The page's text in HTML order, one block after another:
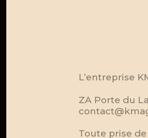
L’entreprise
ZA Porte du
Toute prise